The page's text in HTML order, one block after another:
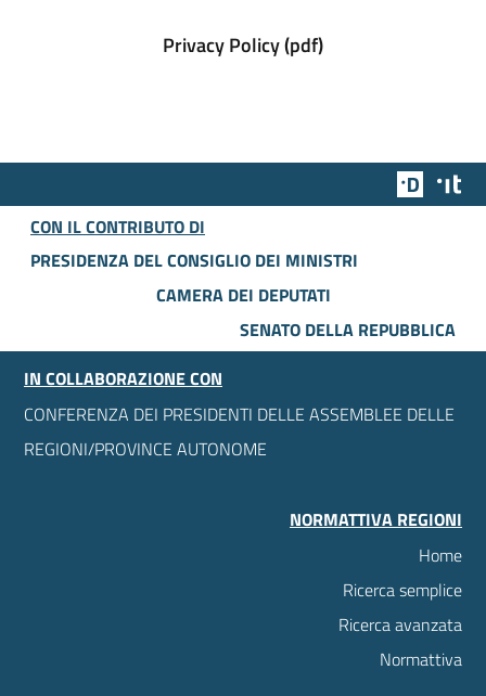
Privacy Policy (pdf)
Team
CON IL CONTRIBUTO DI
PRESIDENZA DEL CONSIGLIO DEI MINISTRI
CAMERA DEI DEPUTATI
SENATO DELLA REPUBBLICA
IN COLLABORAZIONE CON
CONFERENZA DEI PRESIDENTI DELLE ASSEMBLEE DELLE
REGIONI/PROVINCE AUTONOME
NORMATTIVA REGIONI
Home
Ricerca semplice
Ricerca avanzata
Normattiva